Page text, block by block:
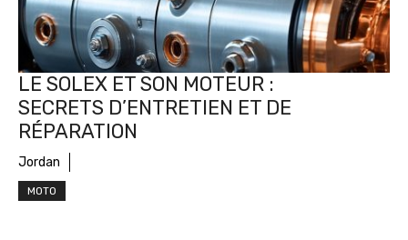
LE SOLEX ET SON MOTEUR :
SECRETS D’ENTRETIEN ET DE
RÉPARATION
Jordan
MOTO